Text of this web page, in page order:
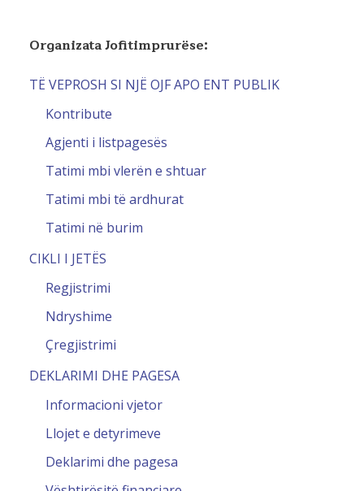
Organizata Jofitimprurëse:
TË VEPROSH SI NJË OJF APO ENT PUBLIK
Kontribute
Agjenti i listpagesës
Tatimi mbi vlerën e shtuar
Tatimi mbi të ardhurat
Tatimi në burim
CIKLI I JETËS
Regjistrimi
Ndryshime
Çregjistrimi
DEKLARIMI DHE PAGESA
Informacioni vjetor
Llojet e detyrimeve
Deklarimi dhe pagesa